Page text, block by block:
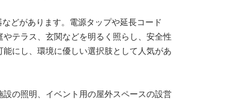
どがあります。電源タップや延長コード
テラス、玄関などを明るく照らし、安全性
にし、環境に優しい選択肢として人気があ
の照明、イベント用の屋外スペースの設営